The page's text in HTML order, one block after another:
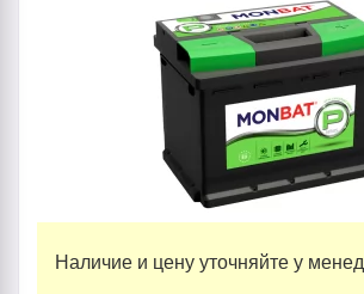
Наличие и цену уточняйте у